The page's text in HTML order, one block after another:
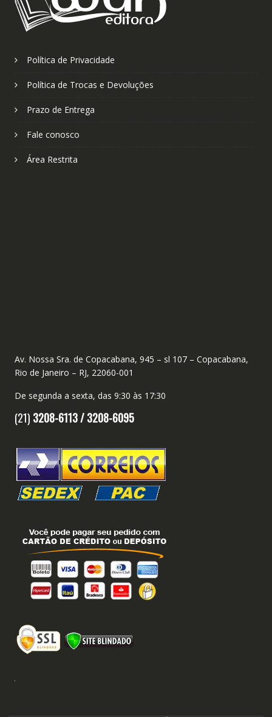
Política de Privacidade
Política de Trocas e Devoluções
Prazo de Entrega
Fale conosco
Área Restrita
Av. Nossa Sra. de Copacabana, 945 – sl 107 – Copacabana,
Rio de Janeiro – RJ, 22060-001
De segunda a sexta, das 9:30 às 17:30
(21) 3208-6113 /3208-6095